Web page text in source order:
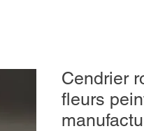
Cendrier
fleurs